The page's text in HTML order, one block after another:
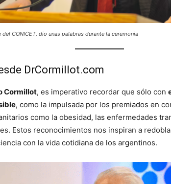
CONICET, dio unas palabras durante la ceremonia
DrCormillot.com
Cormillot, es imperativo recordar que sólo con
, como la impulsada por los premiados en
como la obesidad, las enfermedades
Estos reconocimientos nos inspiran a
con la vida cotidiana de los argentinos.